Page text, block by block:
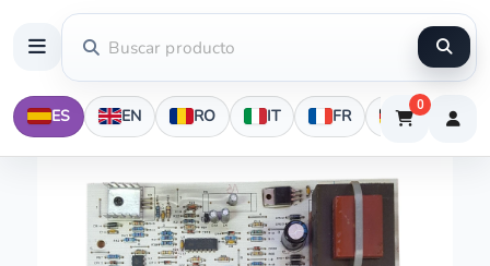
ES EN RO IT FR DE
0